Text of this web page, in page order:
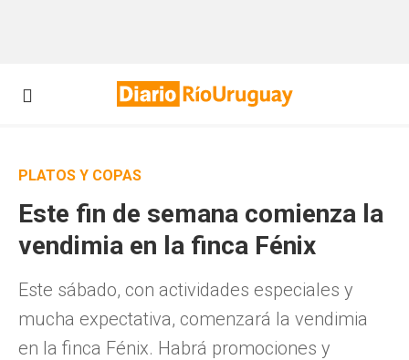
PLATOS Y COPAS
Este fin de semana comienza la
vendimia en la finca Fénix
Este sábado, con actividades especiales y
mucha expectativa, comenzará la vendimia
en la finca Fénix. Habrá promociones y